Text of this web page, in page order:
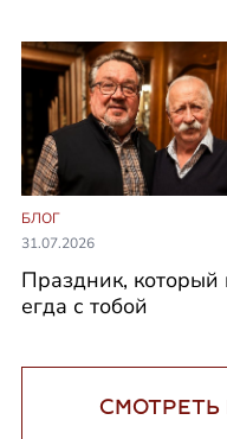
БЛОГ
31.07.2026
Праздник, который
егда с тобой
СМОТРЕТЬ